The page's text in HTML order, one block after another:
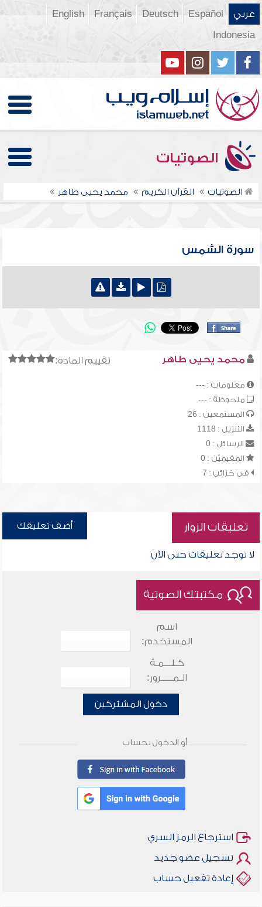
عربي Español
Deutsch
Français
English
Indonesia
الصوتيات
الصوتيات القرآن الكريم محمد يحيى طاهر
سورة الشمس
تقييم المادة: محمد يحيى طاهر
معلومات : ---
ملحوظة : ---
المستمعين : 26
التنزيل : 1118
الرسائل : 0
المقيميّن : 0
في خزائن : 7
تعليقات الزوار أضف تعليقك
لا توجد تعليقات حتى الآن
مكتبتك الصوتية
اسم
المستخدم:
كـلـــمـة
الـمـــــرور:
دخول المشتركين
أو الدخول بحساب
استرجاع الرمز السري
تسجيل عضو جديد
إعادة تفعيل حساب